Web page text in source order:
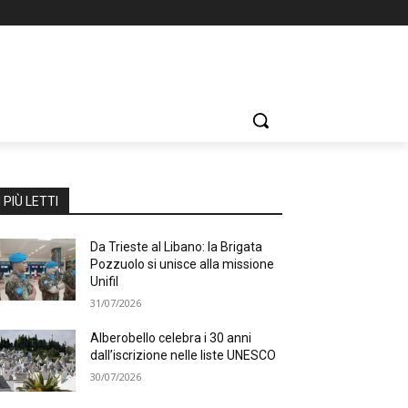
PIÙ LETTI
Da Trieste al Libano: la Brigata
Pozzuolo si unisce alla missione
Unifil
31/07/2026
Alberobello celebra i 30 anni
dall’iscrizione nelle liste UNESCO
30/07/2026